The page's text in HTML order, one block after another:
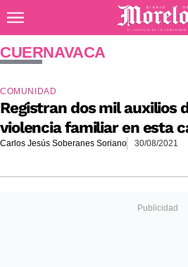
Diario de Morelos
CUERNAVACA
COMUNIDAD
Registran dos mil auxilios
violencia familiar en esta
Carlos Jesús Soberanes Soriano 30/08/2021